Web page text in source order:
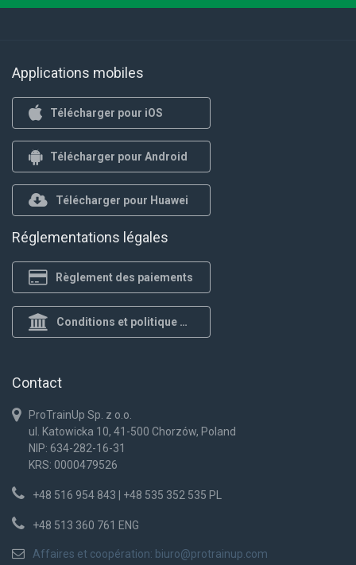
Applications mobiles
Télécharger pour iOS
Télécharger pour Android
Télécharger pour Huawei
Réglementations légales
Règlement des paiements
Conditions et politique de confidentialité
Contact
ProTrainUp Sp. z o.o.
ul. Katowicka 10, 41-500 Chorzów, Poland
NIP: 634-282-16-31
KRS: 0000479526
+48 516 954 843 | +48 535 352 535 PL
+48 513 360 761 ENG
Affaires et coopération: biuro@protrainup.com